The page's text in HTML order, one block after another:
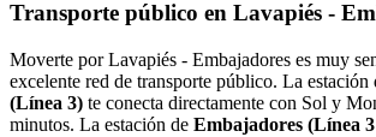
Transporte público en Lavapiés -
Moverte por Lavapiés - Embajadores es muy
excelente red de transporte público. La estación
(Línea 3) te conecta directamente con Sol y
minutos. La estación de Embajadores (Línea